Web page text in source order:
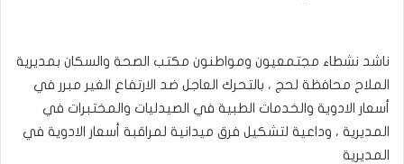
ناشد نشطاء مجتمعيون ومواطنون مكتب الصحة والسكان بمديرية
الملاح محافظة لحج ، بالتحرك العاجل ضد الارتفاع الغير مبرر في
أسعار الادوية والخدمات الطبية في الصيدليات والمختبرات في
المديرية ، وداعية لتشكيل فرق ميدانية لمراقبة أسعار الادوية في
المديرية